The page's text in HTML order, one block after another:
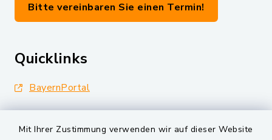
Mit Ihrer Zustimmung verwenden wir auf dieser Website
Bitte vereinbaren Sie einen Termin!
Quicklinks
BayernPortal
Landkreis Schwandorf